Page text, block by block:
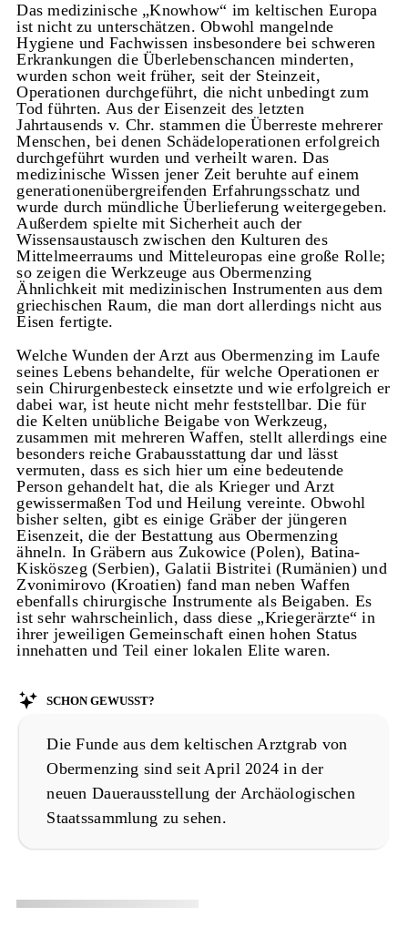
Das medizinische „Knowhow“ im keltischen Europa
ist nicht zu unterschätzen. Obwohl mangelnde
Hygiene und Fachwissen insbesondere bei schweren
Erkrankungen die Überlebenschancen minderten,
wurden schon weit früher, seit der Steinzeit,
Operationen durchgeführt, die nicht unbedingt zum
Tod führten. Aus der Eisenzeit des letzten
Jahrtausends v. Chr. stammen die Überreste mehrerer
Menschen, bei denen Schädeloperationen erfolgreich
durchgeführt wurden und verheilt waren. Das
medizinische Wissen jener Zeit beruhte auf einem
generationenübergreifenden Erfahrungsschatz und
wurde durch mündliche Überlieferung weitergegeben.
Außerdem spielte mit Sicherheit auch der
Wissensaustausch zwischen den Kulturen des
Mittelmeerraums und Mitteleuropas eine große Rolle;
so zeigen die Werkzeuge aus Obermenzing
Ähnlichkeit mit medizinischen Instrumenten aus dem
griechischen Raum, die man dort allerdings nicht aus
Eisen fertigte.
Welche Wunden der Arzt aus Obermenzing im Laufe
seines Lebens behandelte, für welche Operationen er
sein Chirurgenbesteck einsetzte und wie erfolgreich er
dabei war, ist heute nicht mehr feststellbar. Die für
die Kelten unübliche Beigabe von Werkzeug,
zusammen mit mehreren Waffen, stellt allerdings eine
besonders reiche Grabausstattung dar und lässt
vermuten, dass es sich hier um eine bedeutende
Person gehandelt hat, die als Krieger und Arzt
gewissermaßen Tod und Heilung vereinte. Obwohl
bisher selten, gibt es einige Gräber der jüngeren
Eisenzeit, die der Bestattung aus Obermenzing
ähneln. In Gräbern aus Zukowice (Polen), Batina-
Kisköszeg (Serbien), Galatii Bistritei (Rumänien) und
Zvonimirovo (Kroatien) fand man neben Waffen
ebenfalls chirurgische Instrumente als Beigaben. Es
ist sehr wahrscheinlich, dass diese „Kriegerärzte“ in
ihrer jeweiligen Gemeinschaft einen hohen Status
innehatten und Teil einer lokalen Elite waren.
Schon gewusst?
Die Funde aus dem keltischen Arztgrab von
Obermenzing sind seit April 2024 in der
neuen Dauerausstellung der Archäologischen
Staatssammlung zu sehen.